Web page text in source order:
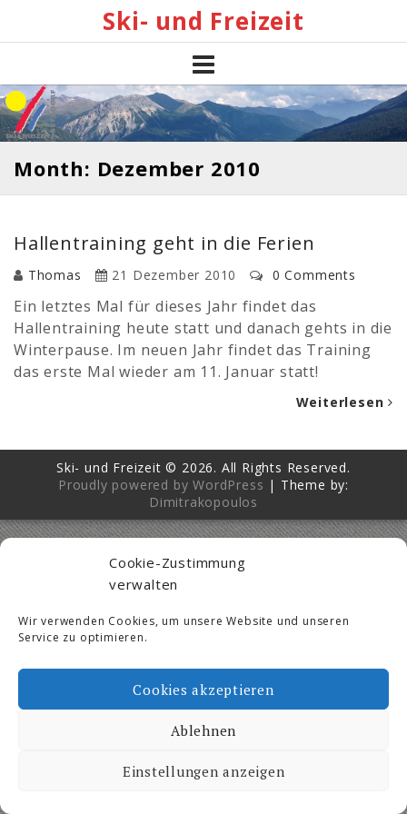
Cookie-Zustimmung
verwalten
Wir verwenden Cookies, um unsere Website und unseren
Service zu optimieren.
Cookies akzeptieren
Ablehnen
Einstellungen anzeigen
Ski- und Freizeit
Month: Dezember 2010
Hallentraining geht in die Ferien
Thomas 21 Dezember 2010 0 Comments
Ein letztes Mal für dieses Jahr findet das
Hallentraining heute statt und danach gehts in die
Winterpause. Im neuen Jahr findet das Training
das erste Mal wieder am 11. Januar statt!
Weiterlesen
Ski- und Freizeit © 2026. All Rights Reserved.
Proudly powered by WordPress | Theme by:
Dimitrakopoulos